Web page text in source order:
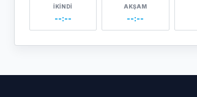
İKINDI
--:--
AKŞAM
--:--